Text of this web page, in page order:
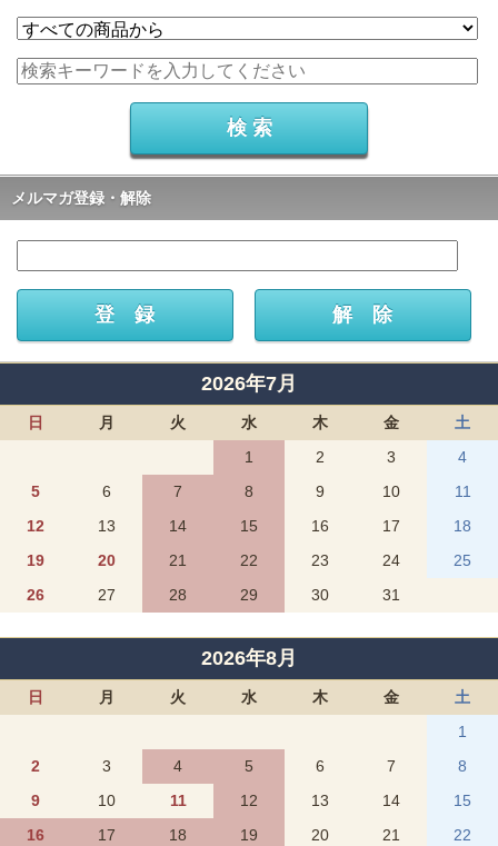
メルマガ登録・解除
2026年7月
日 月 火 水 木 金
土
1
2 3
4
5
6 7 8 9 10
11
12
13 14 15 16 17
18
19
20 21 22 23 24
25
26
27 28 29 30 31
2026年8月
日 月 火 水 木 金
土
1
2
3 4 5 6 7
8
9
10 11 12 13 14
15
16
17 18 19 20 21
22